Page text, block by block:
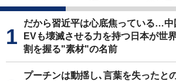
だから習近平は心底焦っている…中
EVも壊滅させる力を持つ日本が世
割を握る"素材"の名前
プーチンは動揺し､言葉を失ったと